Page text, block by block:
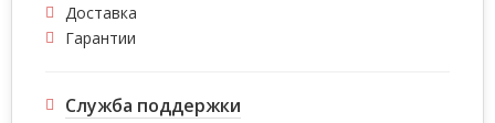
Доставка
Гарантии
Служба поддержки